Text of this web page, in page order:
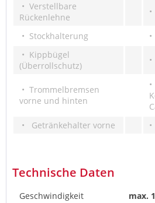
• Verstellbare
Rückenlehne
• Stockhalterung
• Kippbügel
(Überrollschutz)
• Trommelbremsen
vorne und hinten
• Getränkehalter vorne
Technische Daten
Geschwindigkeit
max.